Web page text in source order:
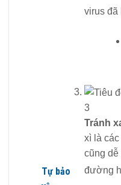
Tự bảo
virus đã
3
Tránh
xì là
cũng
đường